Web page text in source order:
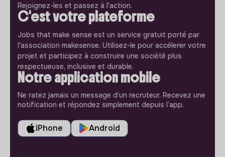
Rejoignez-les et passez à l'action.
C'est votre plateforme
Jobs that make sense est un service gratuit porté par
l'association makesense. Utilisez-le pour accélerer votre
projet et participez à construire une société plus
respectueuse, inclusive et durable.
Notre application mobile
Ne ratez jamais un message d’un recruteur. Recevez une
notification et répondez simplement depuis l’app.
iPhone Android